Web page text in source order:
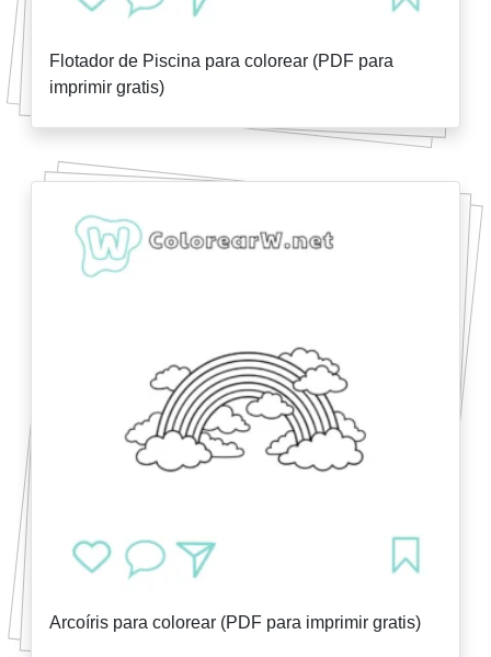
Flotador de Piscina para colorear (PDF para
imprimir gratis)
Arcoíris para colorear (PDF para imprimir gratis)